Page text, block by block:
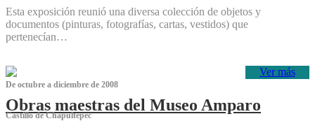
Esta exposición reunió una diversa colección de objetos y
documentos (pinturas, fotografías, cartas, vestidos) que
pertenecían…
Ver más
De octubre a diciembre de 2008
Obras maestras del Museo Amparo
Castillo de Chapultepec